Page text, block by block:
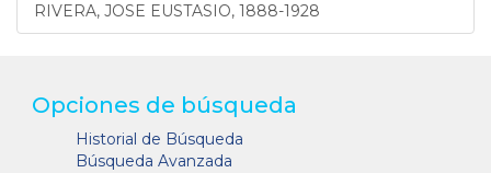
RIVERA, JOSE EUSTASIO, 1888-1928
Opciones de búsqueda
Historial de Búsqueda
Búsqueda Avanzada